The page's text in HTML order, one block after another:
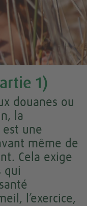
1)
douanes ou
la
une
même de
Cela exige
qui
l’exercice,